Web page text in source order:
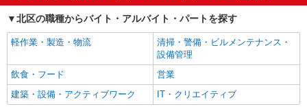
経験者・有資格者歓迎
新卒・第二新卒歓迎
女性活躍中
主婦・主夫歓迎
フリーター歓迎
学歴不問
ブランクOK
ミドル（40代～）活躍中
エルダー（50代～）活躍中
シニア（60代～）活躍中
高収入・高額
ボーナス・賞与あり
北区の職種からバイト・アルバイト・パートを探す
軽作業・製造・物流
清掃・警備・ビルメンテナンス・
設備管理
飲食・フード
営業
建築・設備・アクティブワーク
IT・クリエイティブ